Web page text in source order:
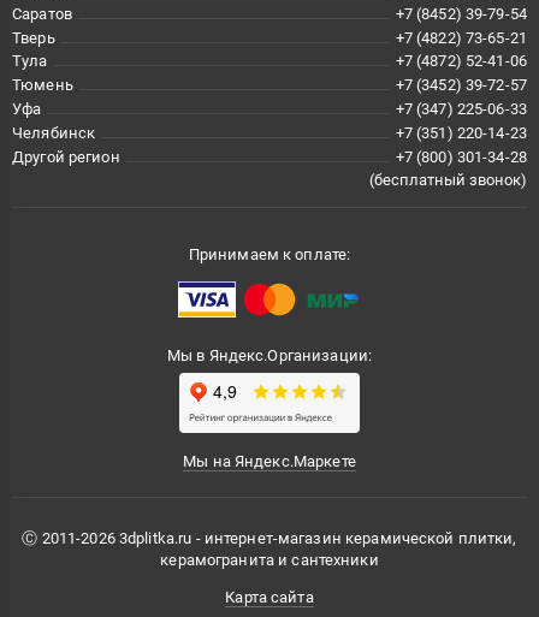
Саратов
+7 (8452) 39-79-54
Тверь
+7 (4822) 73-65-21
Тула
+7 (4872) 52-41-06
Тюмень
+7 (3452) 39-72-57
Уфа
+7 (347) 225-06-33
Челябинск
+7 (351) 220-14-23
Другой регион
+7 (800) 301-34-28
(бесплатный звонок)
Принимаем к оплате:
Мы в Яндекс.Организации:
Мы на Яндекс.Маркете
Ⓒ 2011-2026 3dplitka.ru - интернет-магазин керамической плитки,
керамогранита и сантехники
Карта сайта